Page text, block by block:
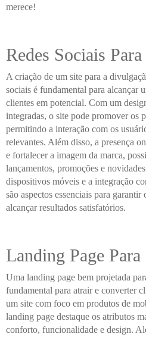
merece!
Redes Sociais
A criação de um site para a
sociais é fundamental para alcançar
clientes em potencial. Com um
integradas, o site pode promover os
permitindo a interação com os
relevantes. Além disso, a presença
e fortalecer a imagem da marca,
lançamentos, promoções e
dispositivos móveis e a integração
são aspectos essenciais para
alcançar resultados satisfatórios.
Landing Page
Uma landing page bem projetada
fundamental para atrair e converter
um site com foco em produtos de
landing page destaque os atributos
conforto, funcionalidade e design.